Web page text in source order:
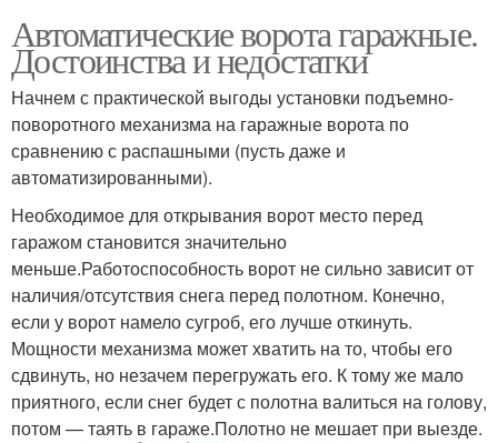
Автоматические ворота гаражные.
Достоинства и недостатки
Начнем с практической выгоды установки подъемно-
поворотного механизма на гаражные ворота по
сравнению с распашными (пусть даже и
автоматизированными).
Необходимое для открывания ворот место перед
гаражом становится значительно
меньше.Работоспособность ворот не сильно зависит от
наличия/отсутствия снега перед полотном. Конечно,
если у ворот намело сугроб, его лучше откинуть.
Мощности механизма может хватить на то, чтобы его
сдвинуть, но незачем перегружать его. К тому же мало
приятного, если снег будет с полотна валиться на голову,
потом — таять в гараже.Полотно не мешает при выезде.